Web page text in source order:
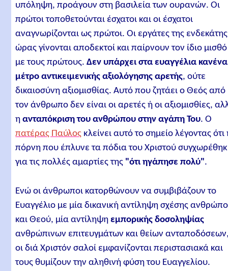
υπόληψη, προάγουν στη βασιλεία των ουρανών. Οι
πρώτοι τοποθετούνται έσχατοι και οι έσχατοι
αναγνωρίζονται ως πρώτοι. Οι εργάτες της ενδεκάτης
ώρας γίνονται αποδεκτοί και παίρνουν τον ίδιο μισθό
με τους πρώτους.Δεν υπάρχει στα ευαγγέλια κανένα
μέτρο αντικειμενικής αξιολόγησης αρετής, ούτε
δικαιοσύνη αξιομισθίας. Αυτό που ζητάει ο Θεός από
τον άνθρωπο δεν είναι οι αρετές ή οι αξιομισθίες,
ηανταπόκριση του ανθρώπου στην αγάπη Του. Ο
πατέρας Παύλος κλείνει αυτό το σημείο λέγοντας ότι
πόρνη που έπλυνε τα πόδια του Χριστού
για τις πολλές αμαρτίες της "ότι ηγάπησε πολύ".
Ενώ οι άνθρωποι κατορθώνουν να συμβιβάζουν το
Ευαγγέλιο με μία δικανική αντίληψη σχέσης
και Θεού, μία αντίληψηεμπορικής δοσοληψίας
ανθρώπινων επιτευγμάτων και θείων
οι διά Χριστόν σαλοί εμφανίζονται περιστασιακά και
τους θυμίζουν την αληθινή φύση του Ευαγγελίου.